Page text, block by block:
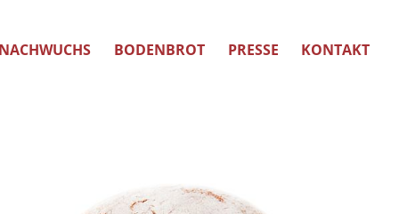
BODENBROT PRESSE KONTAKT